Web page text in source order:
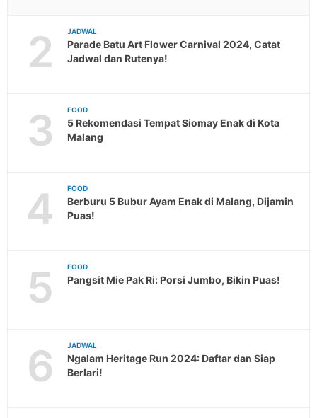
2 JADWAL
Parade Batu Art Flower Carnival 2024, Catat
Jadwal dan Rutenya!
3 FOOD
5 Rekomendasi Tempat Siomay Enak di Kota
Malang
4 FOOD
Berburu 5 Bubur Ayam Enak di Malang, Dijamin
Puas!
5 FOOD
Pangsit Mie Pak Ri: Porsi Jumbo, Bikin Puas!
6 JADWAL
Ngalam Heritage Run 2024: Daftar dan Siap
Berlari!